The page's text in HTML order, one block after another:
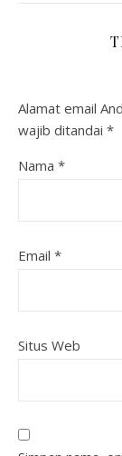
Alamat email
wajib ditandai *
Nama *
Email *
Situs Web